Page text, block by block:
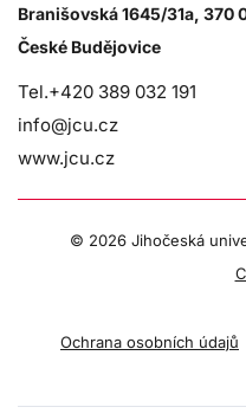
Branišovská 1645/31a, 370
České Budějovice
Tel.+420 389 032 191
info@jcu.cz
www.jcu.cz
© 2026 Jihočeská
Ochrana osobních údajů